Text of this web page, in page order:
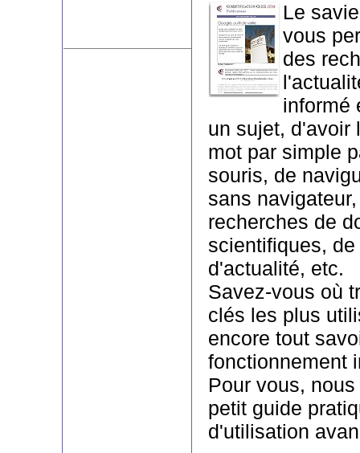
Le
vous
des
informé
un sujet, d'avoir
mot par simple
souris, de
sans
recherches de
scientifiques,
d'actualité, etc.
Savez-vous où
clés les plus
encore tout
fonctionnement
Pour vous,
petit guide
d'utilisation